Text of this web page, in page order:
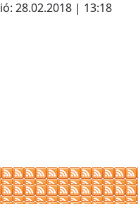
28.02.2018 | 13:18